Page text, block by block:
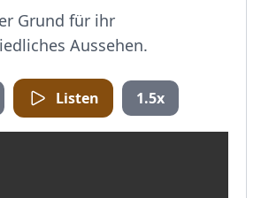
Grund für ihr
Aussehen.
Listen 1.5x